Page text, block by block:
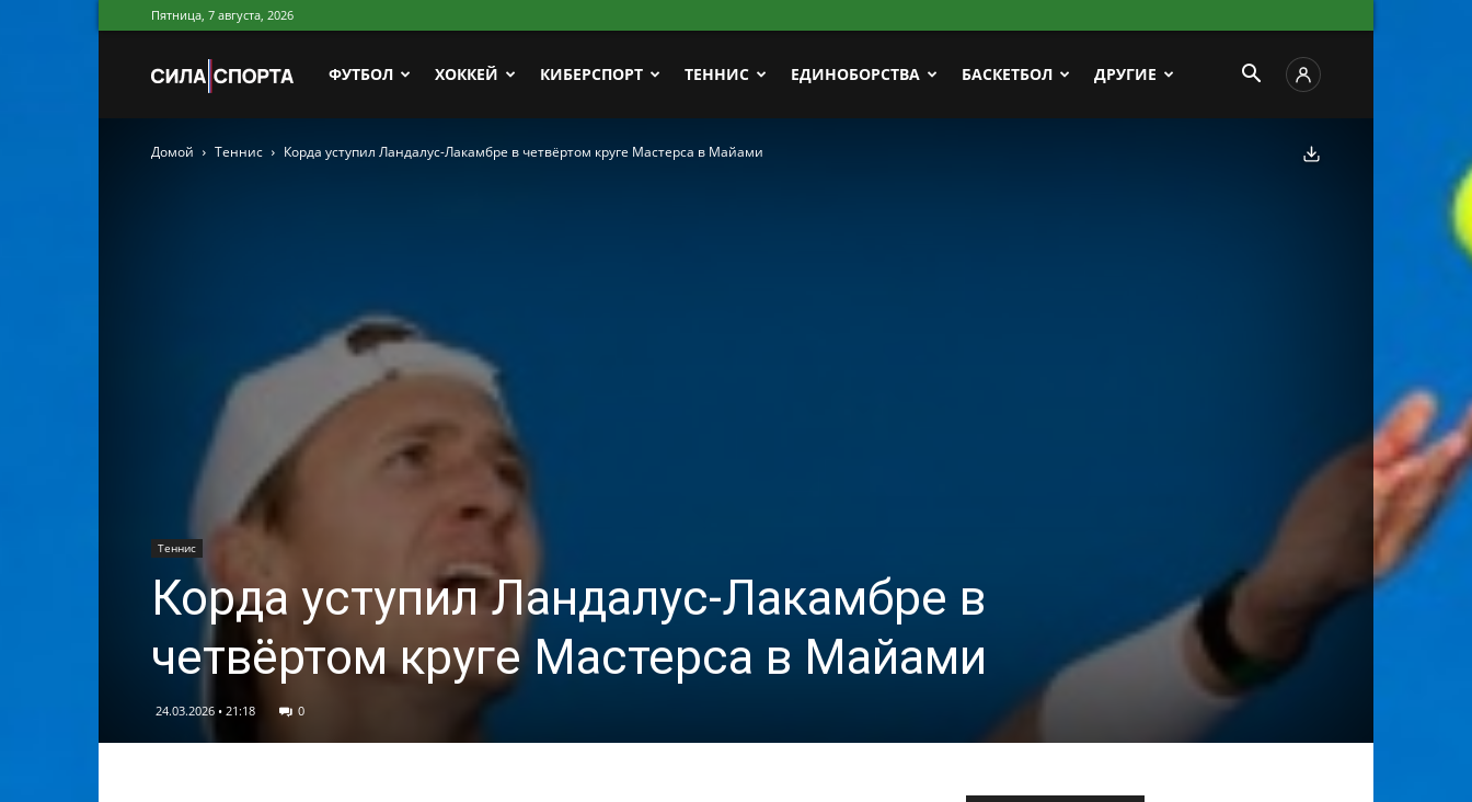
Пятница, 7 августа, 2026
Сила
Спорта
ФУТБОЛ ХОККЕЙ КИБЕРСПОРТ ТЕННИС ЕДИНОБОРСТВА БАСКЕТБОЛ ДРУГИЕ
Домой Теннис Корда уступил Ландалус-Лакамбре в четвёртом круге Мастерса в Майами
Теннис
Корда уступил Ландалус-Лакамбре в
четвёртом круге Мастерса в Майами
24.03.2026 • 21:18 0
Скачать фото